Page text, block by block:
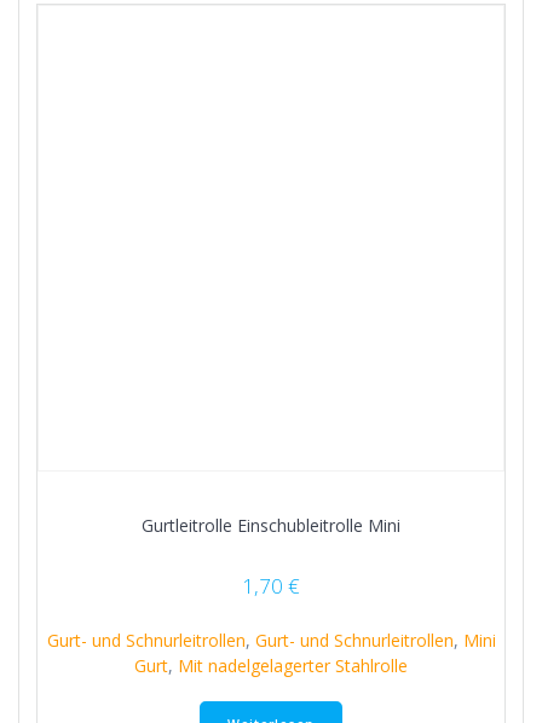
Gurtleitrolle Einschubleitrolle Mini
1,70 €
Gurt- und Schnurleitrollen, Gurt- und Schnurleitrollen, Mini
Gurt, Mit nadelgelagerter Stahlrolle